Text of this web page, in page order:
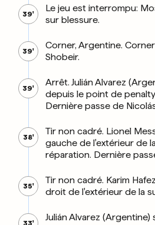
39'
Le jeu est interrompu:
sur blessure.
39'
Corner, Argentine.
Shobeir.
39'
Arrêt. Julián Alvarez
depuis le point de
Dernière passe de
38'
Tir non cadré. Lionel
gauche de l'extérieur de
réparation. Dernière
35'
Tir non cadré. Karim
droit de l'extérieur de la
33'
Julián Alvarez